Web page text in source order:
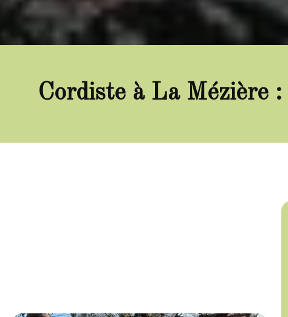
Cordiste à La Mézière